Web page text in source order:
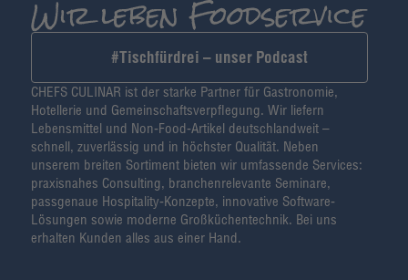
#Tischfürdrei – unser Podcast
CHEFS CULINAR ist der starke Partner für Gastronomie,
Hotellerie und Gemeinschaftsverpflegung. Wir liefern
Lebensmittel und Non-Food-Artikel deutschlandweit –
schnell, zuverlässig und in höchster Qualität. Neben
unserem breiten Sortiment bieten wir umfassende Services:
praxisnahes Consulting, branchenrelevante Seminare,
passgenaue Hospitality-Konzepte, innovative Software-
Lösungen sowie moderne Großküchentechnik. Bei uns
erhalten Kunden alles aus einer Hand.